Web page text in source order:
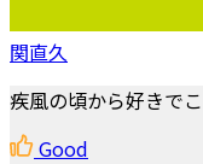
関直久
疾風の頃から好きで
Good